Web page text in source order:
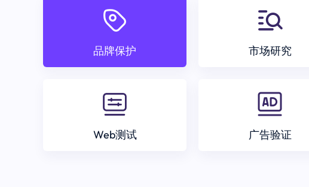
品牌保护 市场研究
Web测试 广告验证